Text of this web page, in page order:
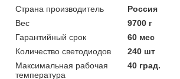
Страна производитель
Россия
Вес
9700 г
Гарантийный срок
60 мес
Количество светодиодов
240 шт
Максимальная рабочая
температура
40 град.